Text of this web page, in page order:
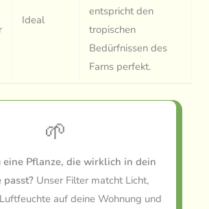
Ideal
entspricht den
tropischen
Bedürfnissen des
Farns perfekt.
🌱
eine Pflanze, die wirklich in dein
passt? Unser Filter matcht Licht,
auf deine Wohnung und